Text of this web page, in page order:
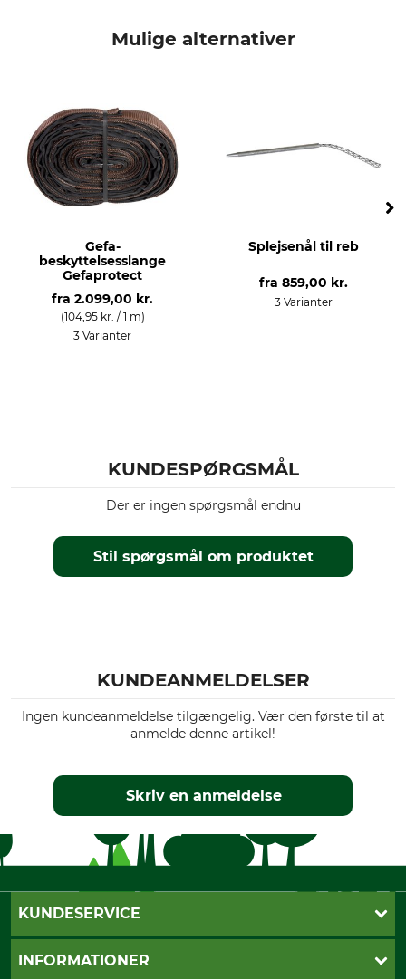
Bredde
50 mm
Mulige alternativer
Gefa-
beskyttelsesslange
Gefaprotect
fra 2.099,00 kr.
(104,95 kr. / 1 m)
3 Varianter
Splejsenål til reb
fra 859,00 kr.
3 Varianter
KUNDESPØRGSMÅL
Stil spørgsmål om produktet
Der er ingen spørgsmål endnu
KUNDEANMELDELSER
Ingen kundeanmeldelse tilgængelig. Vær den første til at
anmelde denne artikel!
Skriv en anmeldelse
KUNDESERVICE
Kontakt
INFORMATIONER